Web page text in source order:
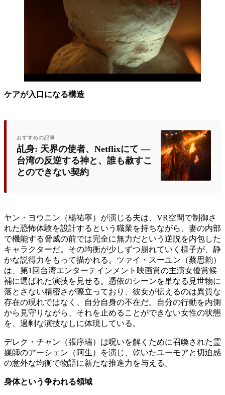
ケアが入口になる構造
おすすめの記事
乩身: 天界の使者、Netflixにて ―
台湾の反逆する神と、誰も赦すこ
とのできない契約
ヤン・ヨウニン（楊祐寧）が演じる夫は、VR空間で制御さ
れた恐怖体験を設計するという職業を持ちながら、妻の内部
で機能する脅威の前では完全に無力だという逆説を内包した
キャラクターだ。その均衡が少しずつ崩れていく様子が、静
かな説得力をもって描かれる。ツァイ・スーユン（蔡思韵）
は、第1回台湾エンターテインメント映画賞の主演女優賞候
補に選ばれた演技を見せる。憑依のシーンを単なる見世物に
落とさない精密さが際立っており、彼女が伝えるのは異質な
存在の現れではなく、自分自身の不在だ。自分の行動を内側
から見守りながら、それを止めることができない女性の状態
を、過剰な演技なしに体現している。
デレク・チャン（張序瑞）は呪いを解くために召喚された霊
媒師のアーシェン（阿生）を演じ、乾いたユーモアと切迫感
の意外な均衡で物語に新たな推進力を与える。
身体という争われる領域